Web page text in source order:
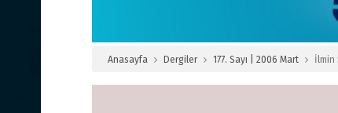
Anasayfa Dergiler 177. Sayı | 2006 Mart İlmin